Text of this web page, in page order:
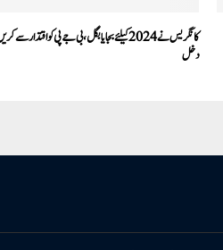
کانگریس نے 2024کیلئے بجایا بگل، بی جے پی کو اقتدار
دخل